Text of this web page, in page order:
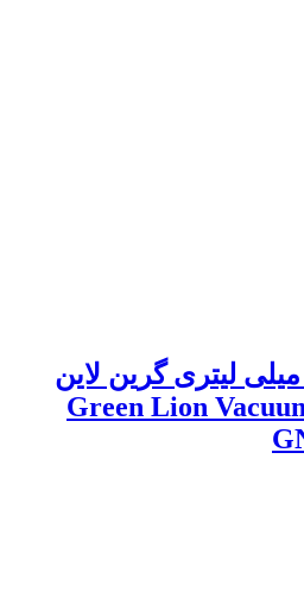
ماگ مسافرتی 280 میلی لیتری گرین لاین
Green Lion